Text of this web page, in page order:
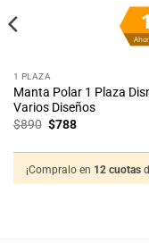
1 PLAZA
Manta Polar 1 Plaza
Varios Diseños
$890 El
precio
era:
$890.
$788El
es:
$788.
¡Compralo en 12 cuotas